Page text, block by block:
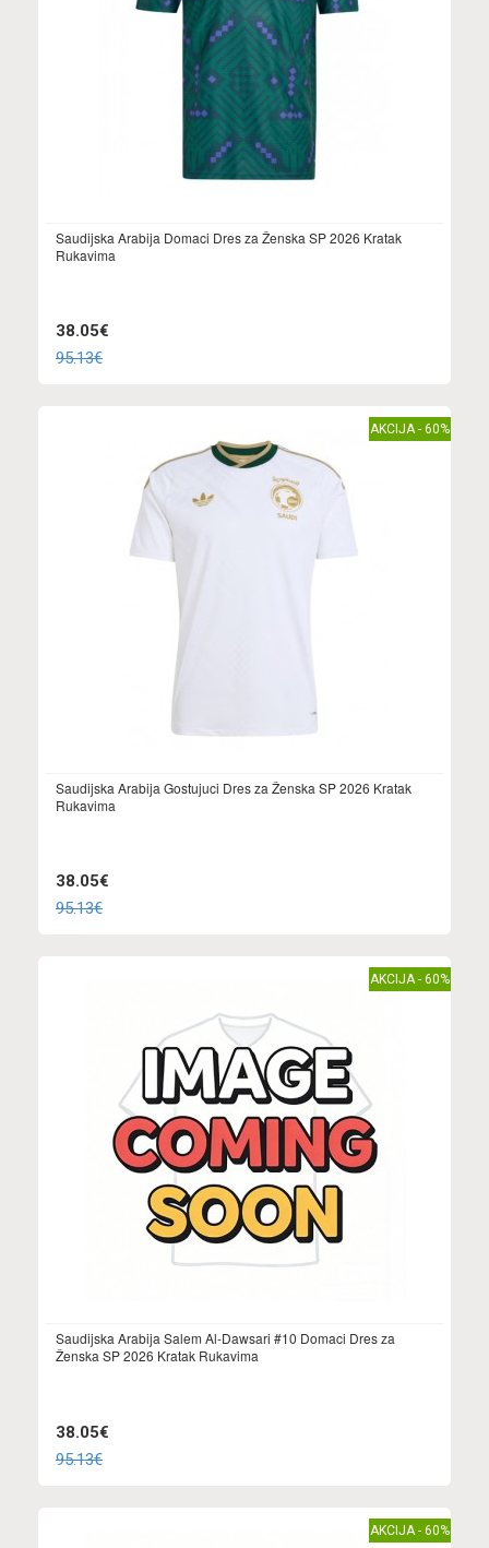
Saudijska Arabija Domaci Dres za Ženska SP 2026 Kratak
Rukavima
38.05€
95.13€
AKCIJA - 60%
Saudijska Arabija Gostujuci Dres za Ženska SP 2026 Kratak
Rukavima
38.05€
95.13€
AKCIJA - 60%
Saudijska Arabija Salem Al-Dawsari #10 Domaci Dres za
Ženska SP 2026 Kratak Rukavima
38.05€
95.13€
AKCIJA - 60%